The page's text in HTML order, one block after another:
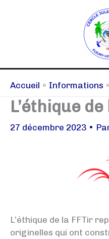
Accueil Informations
L’éthique
27 décembre 2023 •
L’éthique de la FFTir
originelles qui ont